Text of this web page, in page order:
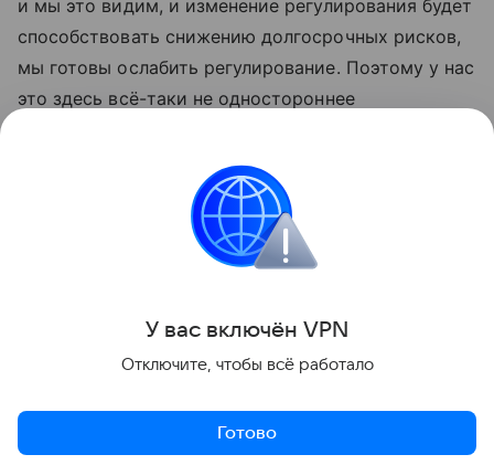
и мы это видим, и изменение регулирования будет
способствовать снижению долгосрочных рисков,
мы готовы ослабить регулирование. Поэтому у нас
это здесь всё-таки не одностороннее
«Данная информация носит исключительно
информационный (ознакомительный) характер
и не является индивидуальной инвестиционной
У вас включён VPN
Отключите, чтобы всё работало
Готово